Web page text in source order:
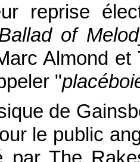
reprise
of
Almond
"
de
le public